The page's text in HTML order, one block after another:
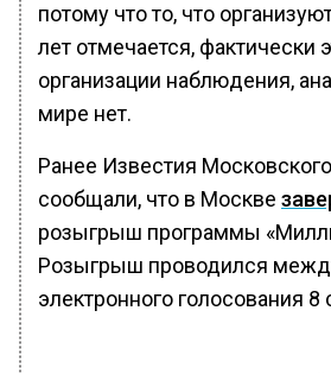
потому что то, что
лет отмечается, фактически
организации наблюдения,
мире нет.
Ранее Известия
сообщали, что в Москве
розыгрыш программы
Розыгрыш проводился
электронного голосования 8